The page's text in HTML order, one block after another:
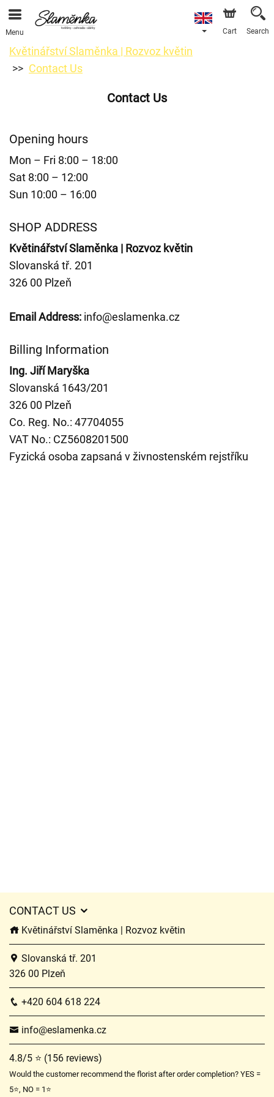
Menu Cart Search
Květinářství Slaměnka | Rozvoz květin
Contact Us
Contact Us
Opening hours
Mon – Fri 8:00 – 18:00
Sat 8:00 – 12:00
Sun 10:00 – 16:00
SHOP ADDRESS
Květinářství Slaměnka | Rozvoz květin
Slovanská tř. 201
326 00 Plzeň
Email Address: info@eslamenka.cz
Billing Information
Ing. Jiří Maryška
Slovanská 1643/201
326 00 Plzeň
Co. Reg. No.: 47704055
VAT No.: CZ5608201500
Fyzická osoba zapsaná v živnostenském rejstříku
CONTACT US
Květinářství Slaměnka | Rozvoz květin
Slovanská tř. 201
326 00 Plzeň
+420 604 618 224
info@eslamenka.cz
4.8/5 ⭐ (156 reviews)
Would the customer recommend the florist after order completion? YES =
5⭐, NO = 1⭐